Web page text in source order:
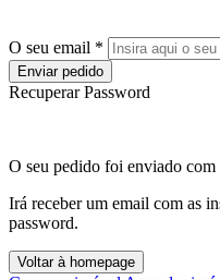
O seu email *
Enviar pedido
Recuperar Password
O seu pedido foi enviado com
Irá receber um email com as
password.
Voltar à homepage